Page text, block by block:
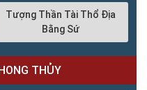
Tượng Thần Tài Thổ Địa
Bằng Sứ
THỦY